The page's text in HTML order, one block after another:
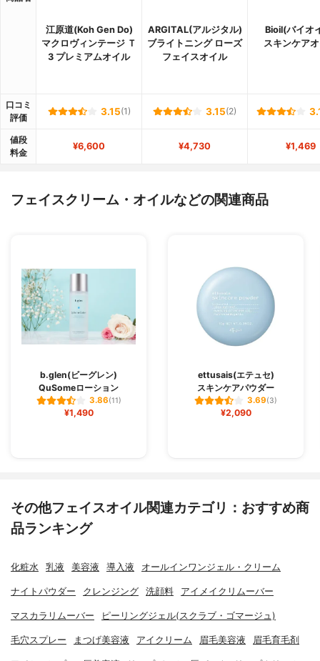
江原道(Koh Gen Do)
マクロヴィンテージ Ｔ
3 プレミアムオイル
ARGITAL(アルジタル)
ブライトニング ローズ
フェイスオイル
Bioil(バイオ
スキンケア
口コミ
評価
3.15(1) 3.15(2)
値段
料金
¥6,600 ¥4,730 ¥1,469
フェイスクリーム・オイルなどの関連商品
b.glen(ビーグレン)
QuSomeローション
3.86(11)
¥1,490
ettusais(エテュセ)
スキンケアパウダー
3.69(3)
¥2,090
その他フェイスオイル関連カテゴリ：おすすめ商
品ランキング
化粧水 乳液 美容液 導入液 オールインワンジェル・クリーム
ナイトパウダー クレンジング 洗顔料 アイメイクリムーバー
マスカラリムーバー ピーリングジェル(スクラブ・ゴマージュ)
毛穴スプレー まつげ美容液 アイクリーム 眉毛美容液 眉毛育毛剤